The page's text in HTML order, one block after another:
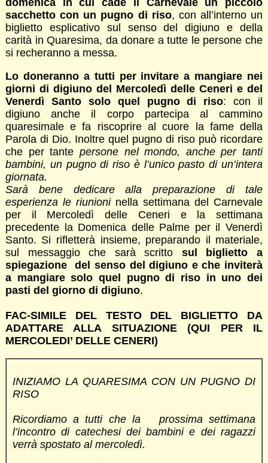
domenica in cui cade il Carnevale un piccolo
sacchetto con un pugno di riso, con all’interno un
biglietto esplicativo sul senso del digiuno e della
carità in Quaresima, da donare a tutte le persone che
si recheranno a messa.
Lo doneranno a tutti per invitare a mangiare nei
giorni di digiuno del Mercoledì delle Ceneri e del
Venerdì Santo solo quel pugno di riso: con il
digiuno anche il corpo partecipa al cammino
quaresimale e fa riscoprire al cuore la fame della
Parola di Dio. Inoltre quel pugno di riso può ricordare
che per tante persone nel mondo, anche per tanti
bambini, un pugno di riso è l’unico pasto di un’intera
giornata.
Sarà bene dedicare alla preparazione di tale
esperienza le riunioni nella settimana del Carnevale
per il Mercoledì delle Ceneri e la settimana
precedente la Domenica delle Palme per il Venerdì
Santo. Si rifletterà insieme, preparando il materiale,
sul messaggio che sarà scritto sul biglietto
a
spiegazione del senso del digiuno e che inviterà
a mangiare solo quel pugno di riso in uno dei
pasti del giorno di digiuno.
FAC-SIMILE DEL TESTO DEL BIGLIETTO DA
ADATTARE ALLA SITUAZIONE (QUI PER IL
MERCOLEDI’ DELLE CENERI)
INIZIAMO LA QUARESIMA CON UN PUGNO DI
RISO
Ricordiamo a tutti che la prossima settimana
l’incontro di catechesi dei bambini e dei ragazzi
verrà spostato al mercoledì.